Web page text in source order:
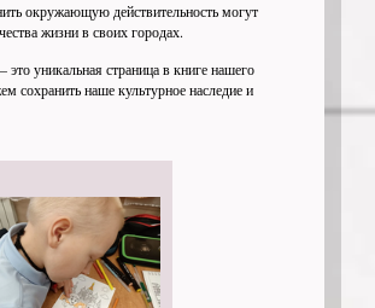
окружающую действительность могут
жизни в своих городах.
уникальная страница в книге нашего
сохранить наше культурное наследие и